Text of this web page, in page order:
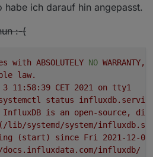
debian
debian bullseye
debian bullseye-
debian/pve
bullseye-
debian-
habe ich darauf hin angepasst.
:-(
with ABSOLUTELY NO WARRANTY,
law.
3 11 :58:39 CET 2021 on
tty1
status
InfluxDB is an open-source,
(/lib/systemd/system/
(start) since Fri
2021-12-
influxdb/